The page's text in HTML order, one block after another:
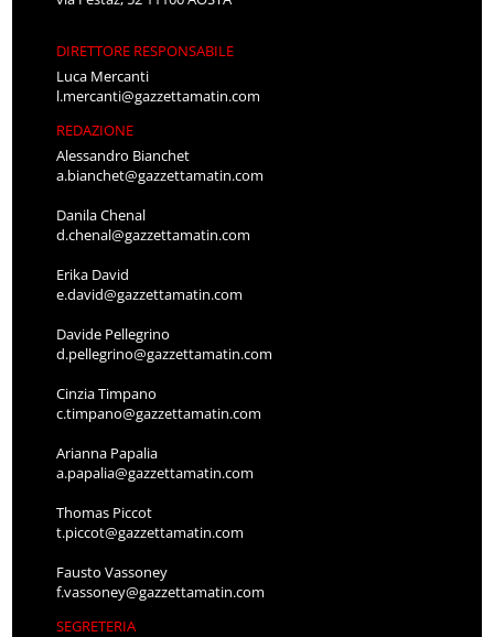
DIRETTORE RESPONSABILE
Luca Mercanti
l.mercanti@gazzettamatin.com
REDAZIONE
Alessandro Bianchet
a.bianchet@gazzettamatin.com
Danila Chenal
d.chenal@gazzettamatin.com
Erika David
e.david@gazzettamatin.com
Davide Pellegrino
d.pellegrino@gazzettamatin.com
Cinzia Timpano
c.timpano@gazzettamatin.com
Arianna Papalia
a.papalia@gazzettamatin.com
Thomas Piccot
t.piccot@gazzettamatin.com
Fausto Vassoney
f.vassoney@gazzettamatin.com
SEGRETERIA